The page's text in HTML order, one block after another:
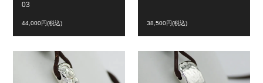
03
44,000円(税込) 38,500円(税込)